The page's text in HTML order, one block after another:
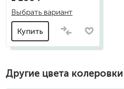
Выбрать вариант
Купить
Другие цвета